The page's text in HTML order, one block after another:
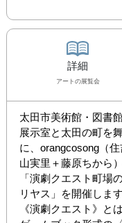
詳細
アート の展覧会
太田市美術館・図書
展示室と太田の町を
に、orangcosong（
山実里＋藤原ちから
「演劇クエスト町場
リヤス」を開催します
《演劇クエスト》とは